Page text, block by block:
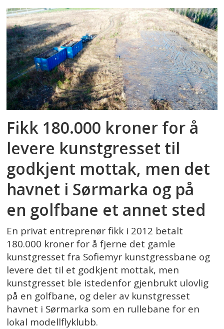
Fikk 180.000 kroner for å
levere kunstgresset til
godkjent mottak, men det
havnet i Sørmarka og på
en golfbane et annet sted
En privat entreprenør fikk i 2012 betalt
180.000 kroner for å fjerne det gamle
kunstgresset fra Sofiemyr kunstgressbane og
levere det til et godkjent mottak, men
kunstgresset ble istedenfor gjenbrukt ulovlig
på en golfbane, og deler av kunstgresset
havnet i Sørmarka som en rullebane for en
lokal modellflyklubb.